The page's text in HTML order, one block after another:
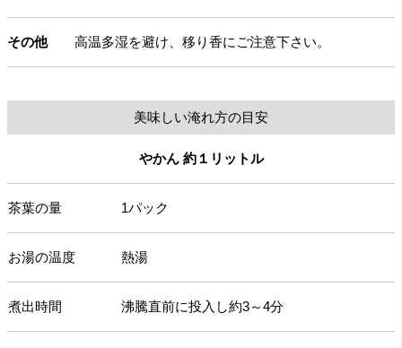
その他 高温多湿を避け、移り香にご注意下さい。
美味しい淹れ方の目安
やかん 約１リットル
茶葉の量 1パック
お湯の温度 熱湯
煮出時間 沸騰直前に投入し約3～4分